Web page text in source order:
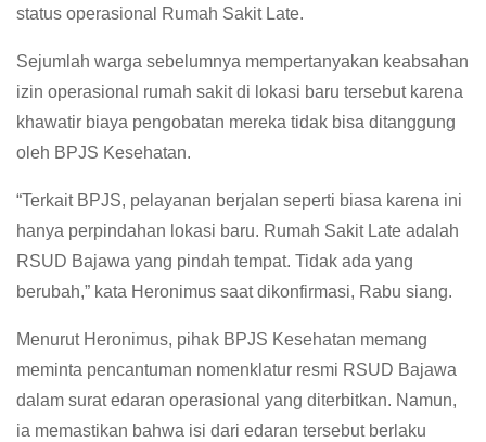
status operasional Rumah Sakit Late.
Sejumlah warga sebelumnya mempertanyakan keabsahan
izin operasional rumah sakit di lokasi baru tersebut karena
khawatir biaya pengobatan mereka tidak bisa ditanggung
oleh BPJS Kesehatan.
“Terkait BPJS, pelayanan berjalan seperti biasa karena ini
hanya perpindahan lokasi baru. Rumah Sakit Late adalah
RSUD Bajawa yang pindah tempat. Tidak ada yang
berubah,” kata Heronimus saat dikonfirmasi, Rabu siang.
Menurut Heronimus, pihak BPJS Kesehatan memang
meminta pencantuman nomenklatur resmi RSUD Bajawa
dalam surat edaran operasional yang diterbitkan. Namun,
ia memastikan bahwa isi dari edaran tersebut berlaku